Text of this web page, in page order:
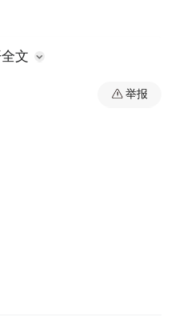
文
举报